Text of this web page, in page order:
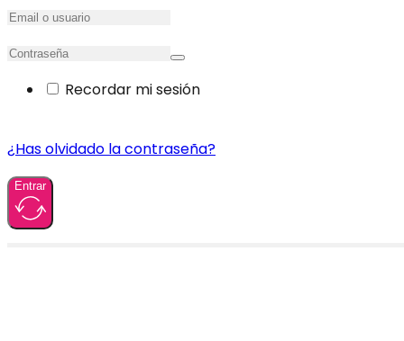
Recordar mi sesión
¿Has olvidado la contraseña?
Entrar